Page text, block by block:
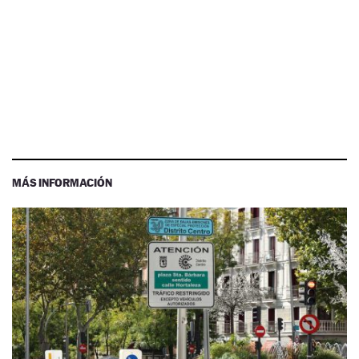
MÁS INFORMACIÓN